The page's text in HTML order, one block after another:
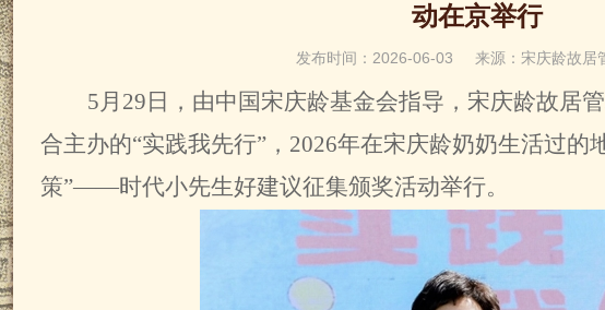
动在京举行
发布时间：2026-06-03 来源：宋庆龄故居
5月29日，由中国宋庆龄基金会指导，宋庆龄故居
合主办的“实践我先行”，2026年在宋庆龄奶奶生活过的
策”——时代小先生好建议征集颁奖活动举行。